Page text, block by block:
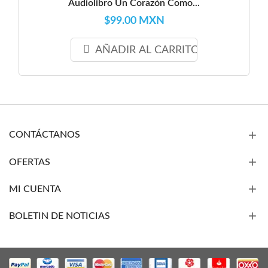
Audiolibro Un Corazón Como...
$99.00 MXN
AÑADIR AL CARRITO
CONTÁCTANOS
OFERTAS
MI CUENTA
BOLETIN DE NOTICIAS